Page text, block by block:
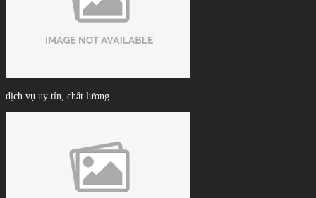
dịch vụ uy tín, chất lượng